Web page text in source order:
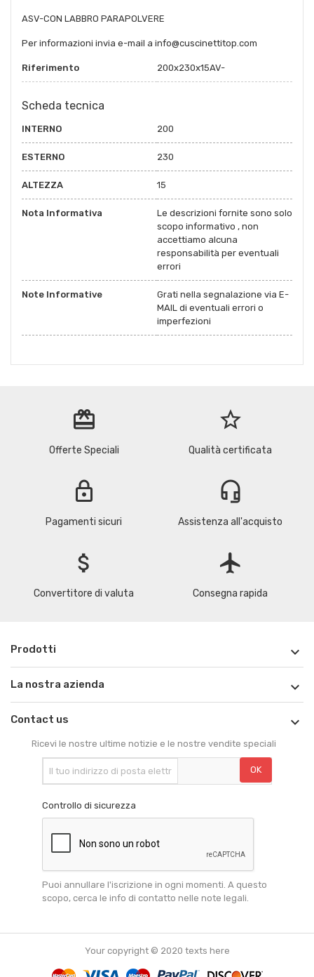
ASV-CON LABBRO PARAPOLVERE
Per informazioni invia e-mail a info@cuscinettitop.com
Riferimento 200x230x15AV-
Scheda tecnica
INTERNO 200
ESTERNO 230
ALTEZZA 15
Nota Informativa
Le descrizioni fornite sono solo
scopo informativo , non
accettiamo alcuna
responsabilità per eventuali
errori
Note Informative
Grati nella segnalazione via E-
MAIL di eventuali errori o
imperfezioni
redeem
Offerte Speciali
star_border
Qualità certificata
lock
Pagamenti sicuri
headset_mic
Assistenza all'acquisto
attach_money
Convertitore di valuta
flight
Consegna rapida
Prodotti 
La nostra azienda 
Contact us 
Ricevi le nostre ultime notizie e le nostre vendite speciali
Controllo di sicurezza
Puoi annullare l'iscrizione in ogni momenti. A questo
scopo, cerca le info di contatto nelle note legali.
Your copyright © 2020 texts here